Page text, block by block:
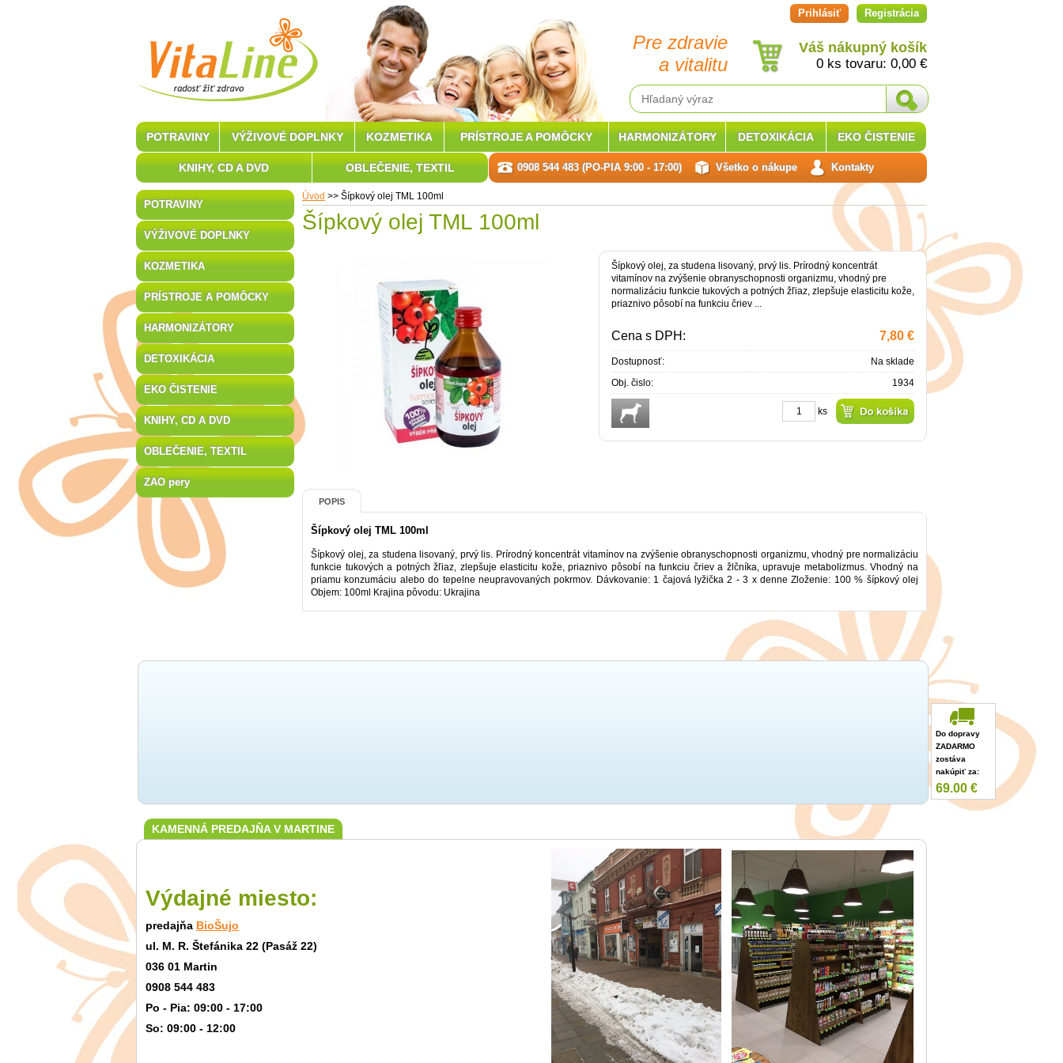
Pre zdravie
a vitalitu
Prihlásiť Registrácia
Váš nákupný košík
0 ks tovaru: 0,00 €
Úvod >> Šípkový olej TML 100ml
Šípkový olej TML 100ml
Šípkový olej, za studena lisovaný, prvý lis. Prírodný koncentrát
vitamínov na zvýšenie obranyschopnosti organizmu, vhodný pre
normalizáciu funkcie tukových a potných žľiaz, zlepšuje elasticitu kože,
priaznivo pôsobí na funkciu čriev ...
Cena s DPH: 7,80 €
Dostupnosť:
Na sklade
Obj. čislo:
1934
ks
POPIS
Šípkový olej TML 100ml
Šípkový olej, za studena lisovaný, prvý lis. Prírodný koncentrát vitamínov na zvýšenie obranyschopnosti organizmu, vhodný pre normalizáciu
funkcie tukových a potných žľiaz, zlepšuje elasticitu kože, priaznivo pôsobí na funkciu čriev a žlčníka, upravuje metabolizmus. Vhodný na
priamu konzumáciu alebo do tepelne neupravovaných pokrmov. Dávkovanie: 1 čajová lyžička 2 - 3 x denne Zloženie: 100 % šípkový olej
Objem: 100ml Krajina pôvodu: Ukrajina
POTRAVINY
VÝŽIVOVÉ DOPLNKY
KOZMETIKA
PRÍSTROJE A POMÔCKY
HARMONIZÁTORY
DETOXIKÁCIA
EKO ČISTENIE
KNIHY, CD A DVD
OBLEČENIE, TEXTIL
ZAO pery
KAMENNÁ PREDAJŇA V MARTINE
Výdajné miesto:
predajňa BioŠujo
ul. M. R. Štefánika 22 (Pasáž 22)
036 01 Martin
0908 544 483
Po - Pia: 09:00 - 17:00
So: 09:00 - 12:00
POTRAVINY VÝŽIVOVÉ DOPLNKY KOZMETIKA PRÍSTROJE A POMÔCKY HARMONIZÁTORY DETOXIKÁCIA EKO ČISTENIE
KNIHY, CD A DVD OBLEČENIE, TEXTIL 0908 544 483 (PO-PIA 9:00 - 17:00) Všetko o nákupe Kontakty
Do dopravy
ZADARMO
zostáva
nakúpiť za:
69.00 €